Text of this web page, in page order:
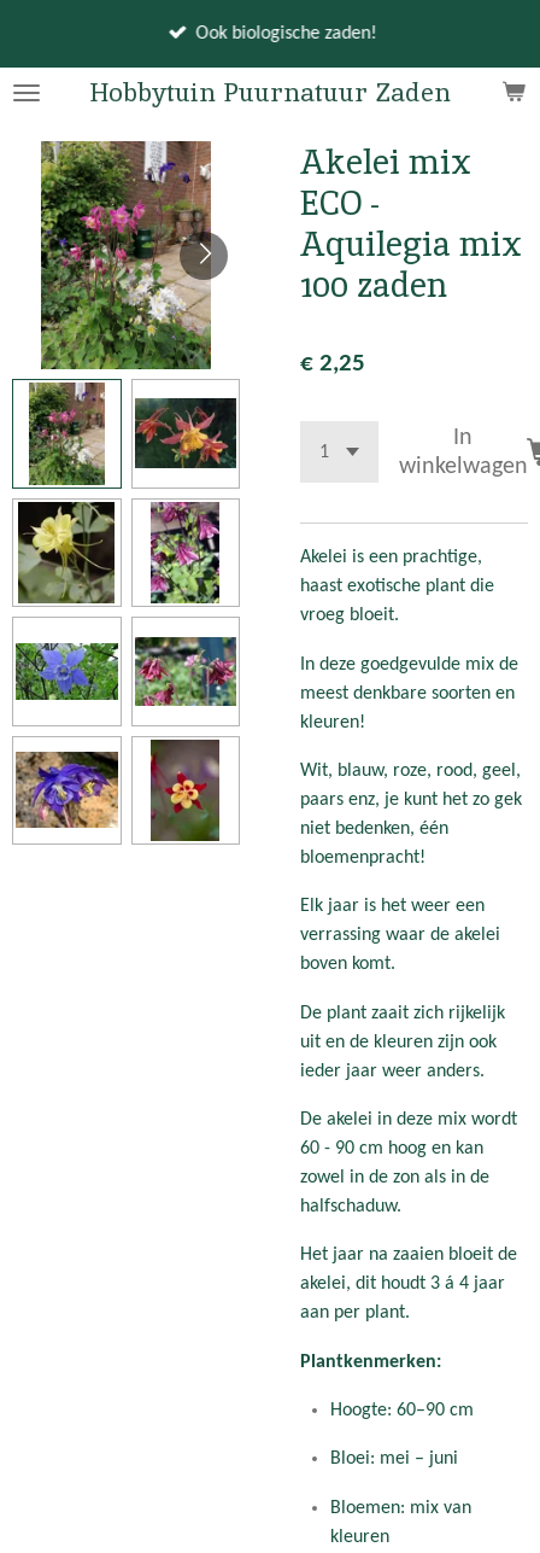
naar
hoofdinhoud
Hobbytuin Puurnatuur Zaden
Ook biologische zaden!
Akelei mix
ECO -
Aquilegia mix
100 zaden
€ 2,25
In
winkelwagen
Akelei is een prachtige,
haast exotische plant die
vroeg bloeit.
In deze goedgevulde mix de
meest denkbare soorten en
kleuren!
Wit, blauw, roze, rood, geel,
paars enz, je kunt het zo gek
niet bedenken, één
bloemenpracht!
Elk jaar is het weer een
verrassing waar de akelei
boven komt.
De plant zaait zich rijkelijk
uit en de kleuren zijn ook
ieder jaar weer anders.
De akelei in deze mix wordt
60 - 90 cm hoog en kan
zowel in de zon als in de
halfschaduw.
Het jaar na zaaien bloeit de
akelei, dit houdt 3 á 4 jaar
aan per plant.
Plantkenmerken:
Hoogte: 60–90 cm
Bloei: mei – juni
Bloemen: mix van
kleuren